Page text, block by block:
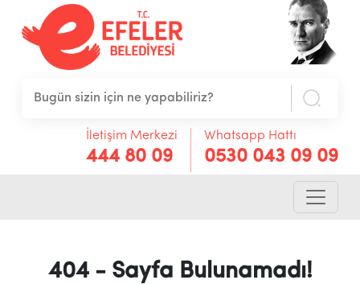
İletişim Merkezi
444 80 09
Whatsapp Hattı
0530 043 09 09
404 - Sayfa Bulunamadı!